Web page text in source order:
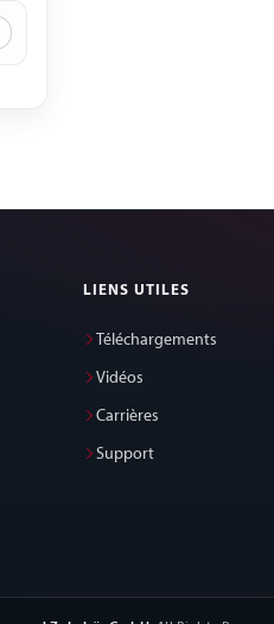
LIENS UTILES
Téléchargements
Vidéos
Carrières
Support